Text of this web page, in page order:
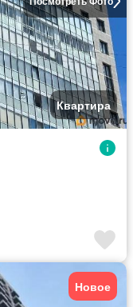
Квартира
Новое